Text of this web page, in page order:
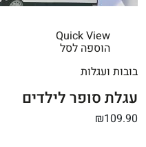
Quick View
הוספה לסל
בובות ועגלות
עגלת סופר לילדים
₪109.90